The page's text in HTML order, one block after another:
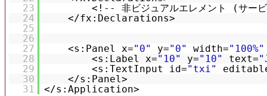
23
<!-- 非ビジュアルエレメント (サー
24
</fx:Declarations>
25
26
27
<s:Panel x="0" y="0" width="100%"
28
<s:Label x="10" y="10" text=
29
<s:TextInput id="txi"
30
</s:Panel>
31
</s:Application>